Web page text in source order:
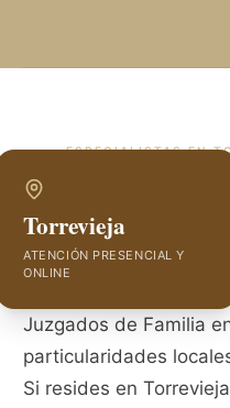
ESPECIALISTAS EN
Abogados de
Torrevieja |
Torrevieja
ATENCIÓN PRESENCIAL Y
ONLINE
Juzgados de Familia
particularidades
Si resides en